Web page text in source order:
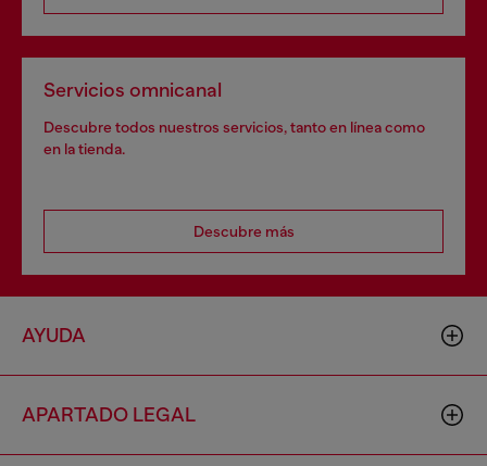
Servicios omnicanal
Descubre todos nuestros servicios, tanto en línea como
en la tienda.
Descubre más
AYUDA
APARTADO LEGAL